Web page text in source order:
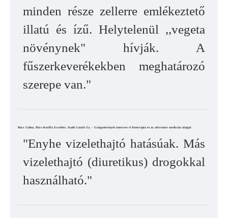
minden része zellerre emlékeztető
illatú és ízű. Helytelenül ,,vegeta
növénynek" hívják. A
fűszerkeverékekben meghatározó
szerepe van."
Rácz Gábor, Rácz-Kotilla Erzsébet, Szabó László Gy. - Gyógynövények ismerete-A fitoterápia és az alternatív medicina alapjai
"Enyhe vizelethajtó hatásúak. Más
vizelethajtó (diuretikus) drogokkal
használható."